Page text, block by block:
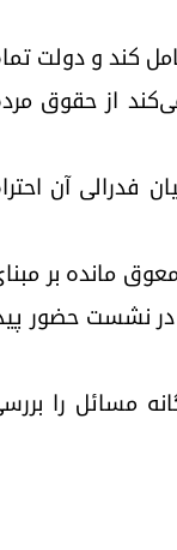
کند و دولت
از حقوق
فدرالی آن
مانده بر
نشست حضور
مسائل را